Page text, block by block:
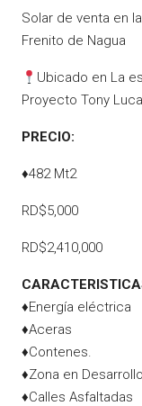
Solar de venta en
Frenito de Nagua
Ubicado en La
Proyecto Tony
PRECIO:
♦482 Mt2
RD$5,000
RD$2,410,000
♦Energía eléctrica
♦Aceras
♦Contenes.
♦Zona en Desarrollo
♦Calles Asfaltadas